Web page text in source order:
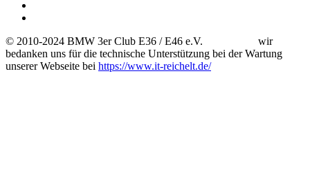
© 2010-2024 BMW 3er Club E36 / E46 e.V. wir
bedanken uns für die technische Unterstützung bei der Wartung
unserer Webseite bei https://www.it-reichelt.de/